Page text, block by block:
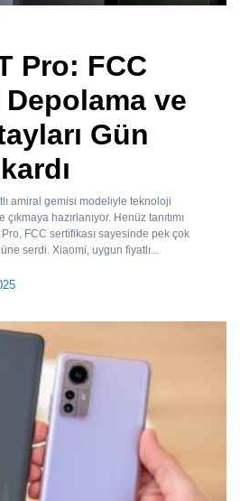
Pro: FCC
ve
Gün
amiral gemisi modeliyle teknoloji
hazırlanıyor. Henüz tanıtımı
FCC sertifikası sayesinde pek çok
serdi. Xiaomi, uygun fiyatlı...